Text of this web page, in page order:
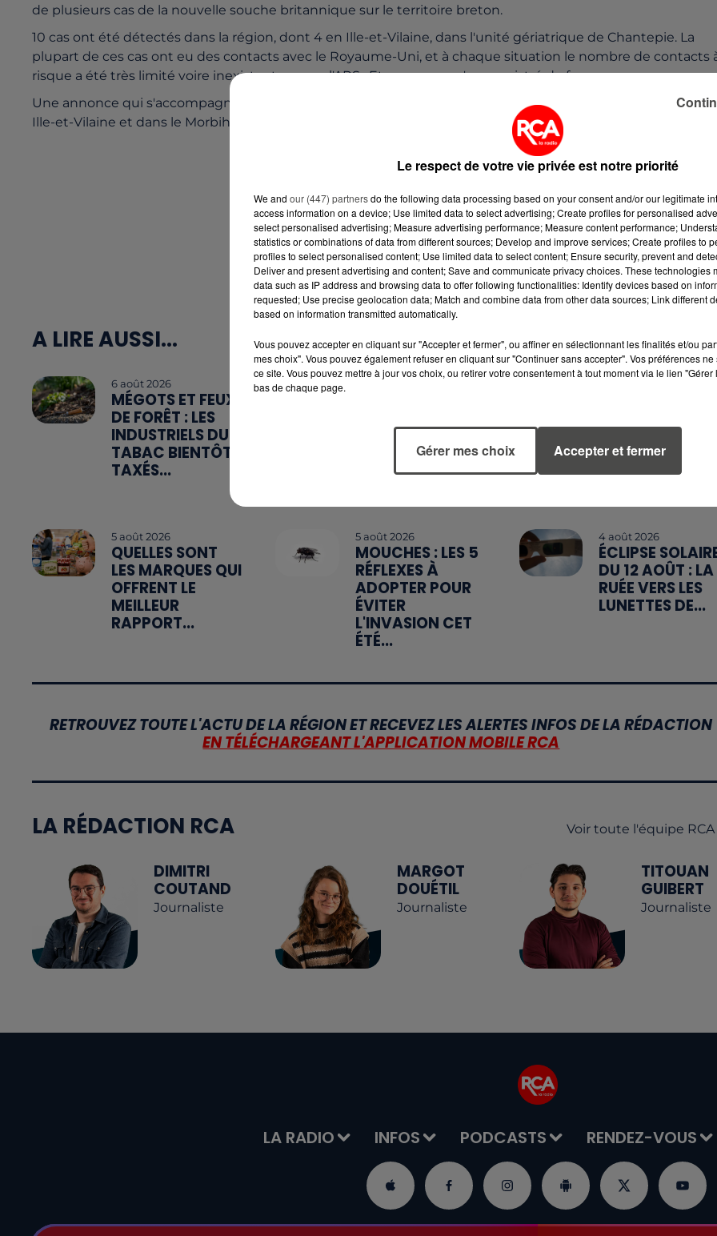
de plusieurs cas de la nouvelle souche britannique sur le territoire breton.
10 cas ont été détectés dans la région, dont 4 en Ille-et-Vilaine, dans l'unité gériatrique de Chantepie. La
plupart de ces cas ont eu des contacts avec le Royaume-Uni, et à chaque situation le nombre de contacts
risque a été très limité voire inexistant rassure l'ARS. Et aucun cas n'a enregistré de forme grave.
Une annonce qui s'accompagne d'une hausse du nombre de nouveaux cas dans la région, notamment en
Ille-et-Vilaine et dans le Morbihan, avec un peu plus de 1000 nouveaux cas enregistrés en 72 heures.
A LIRE AUSSI...
6 août 2026
MÉGOTS ET FEUX
DE FORÊT : LES
INDUSTRIELS DU
TABAC BIENTÔT
TAXÉS...
6 août 2026
BOUTEILLES D'EAU
DISPARAISSENT
DES RAYONS...
COÛTE 25 %
CHER QU'IL Y A
CINQ ANS,
5 août 2026
QUELLES SONT
LES MARQUES QUI
OFFRENT LE
MEILLEUR
RAPPORT...
5 août 2026
MOUCHES : LES 5
RÉFLEXES À
ADOPTER POUR
ÉVITER
L'INVASION CET
ÉTÉ...
4 août 2026
ÉCLIPSE
DU 12 AOÛT : LA
RUÉE VERS LES
LUNETTES DE...
RETROUVEZ TOUTE L'ACTU DE LA RÉGION ET RECEVEZ LES ALERTES INFOS DE LA RÉDACTION
EN TÉLÉCHARGEANT L'APPLICATION MOBILE RCA
LA RÉDACTION RCA Voir toute l'équipe RCA
DIMITRI
COUTAND
Journaliste
MARGOT
DOUÉTIL
Journaliste
TITOUAN
GUIBERT
Journaliste
LA RADIO INFOS PODCASTS RENDEZ-VOUS
Le respect de votre vie privée est notre priorité
We and our (447) partnersdo the following data processing based on your consent and/or our legitimate
access information on a device; Use limited data to select advertising; Create profiles for personalised
select personalised advertising; Measure advertising performance; Measure content performance;
statistics or combinations of data from different sources; Develop and improve services; Create profiles to
profiles to select personalised content; Use limited data to select content; Ensure security, prevent and
Deliver and present advertising and content; Save and communicate privacy choices. These technologies
data such as IP address and browsing data to offer following functionalities: Identify devices based on
requested; Use precise geolocation data; Match and combine data from other data sources; Link different
based on information transmitted automatically.
Vous pouvez accepter en cliquant sur "Accepter et fermer", ou affiner en sélectionnant les finalités et/ou
mes choix". Vous pouvez également refuser en cliquant sur "Continuer sans accepter". Vos préférences
ce site. Vous pouvez mettre à jour vos choix, ou retirer votre consentement à tout moment via le lien
bas de chaque page.
Gérer mes choix Accepter et fermer